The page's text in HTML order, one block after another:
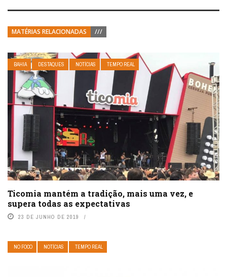
MATÉRIAS RELACIONADAS ///
BAHIA DESTAQUES NOTÍCIAS TEMPO REAL
Ticomia mantém a tradição, mais uma vez, e
supera todas as expectativas
23 DE JUNHO DE 2019
NO FOCO NOTÍCIAS TEMPO REAL